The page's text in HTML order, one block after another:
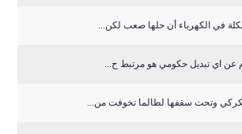
في الكهرباء أن حلها صعب لكن...
عن اي تبديل حكومي هو مرتبط ح...
وتحت سقفها لطالما تخوفت من...